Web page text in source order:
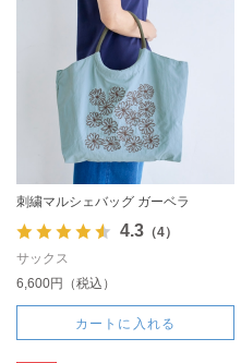
刺繍マルシェバッグ ガーベラ
4.3（4）
サックス
6,600円（税込）
カートに入れる